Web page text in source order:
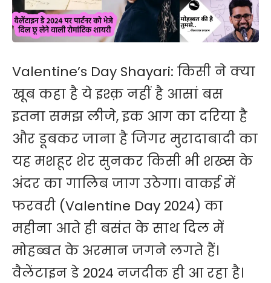
Valentine’s Day Shayari: किसी ने क्या
खूब कहा है ये इश्क़ नहीं है आसां बस
इतना समझ लीजे, इक आग का दरिया है
और डूबकर जाना है जिगर मुरादाबादी का
यह मशहूर शेर सुनकर किसी भी शख्स के
अंदर कागालिबजाग उठेगा। वाकई में
फरवरी (Valentine Day 2024) का
महीना आते ही बसंत के साथ दिल में
मोहब्बत के अरमान जगने लगते हैं।
वैलेंटाइन डे 2024 नजदीक ही आ रहा है।